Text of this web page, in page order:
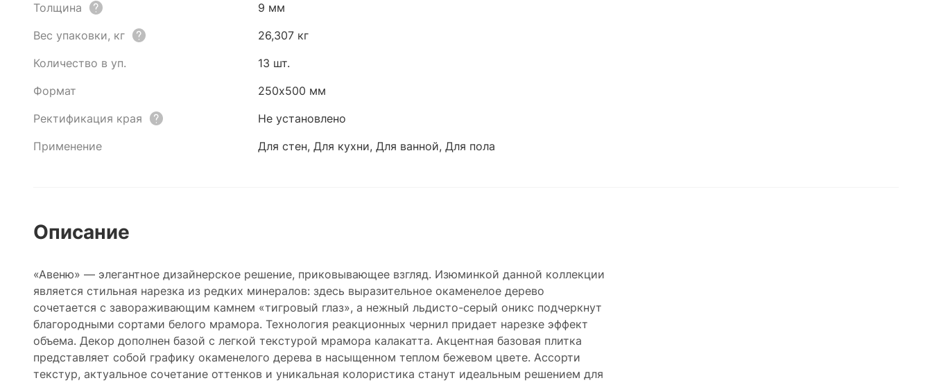
Толщина
9 мм
Вес упаковки, кг
26,307 кг
Количество в уп.
13 шт.
Формат
250х500 мм
Ректификация края
Не установлено
Применение
Для стен, Для кухни, Для ванной, Для пола
Описание
«Авеню» — элегантное дизайнерское решение, приковывающее взгляд. Изюминкой данной коллекции
является стильная нарезка из редких минералов: здесь выразительное окаменелое дерево
сочетается с завораживающим камнем «тигровый глаз», а нежный льдисто-серый оникс подчеркнут
благородными сортами белого мрамора. Технология реакционных чернил придает нарезке эффект
объема. Декор дополнен базой с легкой текстурой мрамора калакатта. Акцентная базовая плитка
представляет собой графику окаменелого дерева в насыщенном теплом бежевом цвете. Ассорти
текстур, актуальное сочетание оттенков и уникальная колористика станут идеальным решением для